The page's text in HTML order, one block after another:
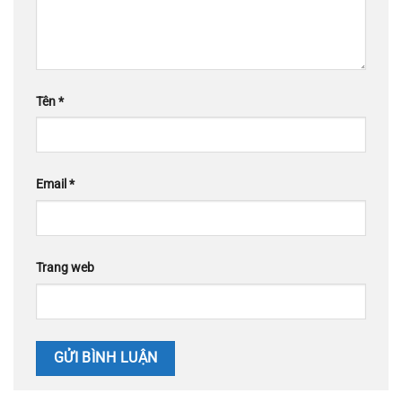
Tên*
Email *
Trang web